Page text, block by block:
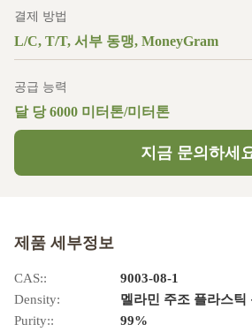
결제 방법
L/C, T/T, 서부 동맹, MoneyGram
공급 능력
달 당 6000 미터톤/미터톤
지금 문의하세
제품 세부정보
CAS::
9003-08-1
Density:
멜라민 주조 플라스틱
Purity::
99%